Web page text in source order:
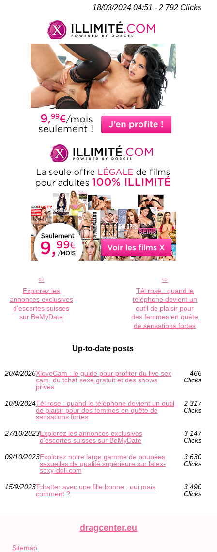
18/03/2024 04:51 - 2 792 Clicks
Explorez les
annonces exclusives
d'escortes suisses
sur BeMyDate
Tél rose : quand le
téléphone devient un
outil de plaisir pour
des femmes en quête
de sensations fortes
Up-to-date posts
20/4/2026XloveCam : le guide pour profiter du live sex
cam, du tchat sexe gratuit et des shows
privés
466
Clicks
10/8/2024Tél rose : quand le téléphone devient un outil
de plaisir pour des femmes en quête de
sensations fortes
2 317
Clicks
27/10/2023Explorez les annonces exclusives
d'escortes suisses sur BeMyDate
3 147
Clicks
09/10/2023Explorez notre large gamme de poupées
sexuelles de qualité supérieure sur latex-
sexy-doll.com
3 630
Clicks
15/9/2023Tchatter avec une fille bonne : oui mais
comment ?
3 490
Clicks
dragcenter.eu
Sitemap